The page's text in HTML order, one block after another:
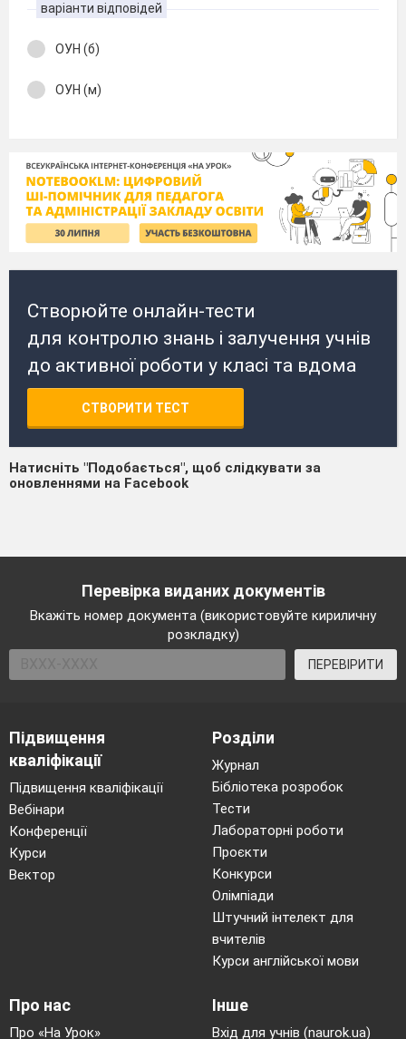
варіанти відповідей
ОУН (б)
ОУН (м)
Створюйте онлайн-тести
для контролю знань і залучення учнів
до активної роботи у класі та вдома
СТВОРИТИ ТЕСТ
Натисніть "Подобається", щоб слідкувати за
оновленнями на Facebook
Перевірка виданих документів
Вкажіть номер документа (використовуйте кириличну
розкладку)
ПЕРЕВІРИТИ
Підвищення
кваліфікації
Підвищення кваліфікації
Вебінари
Конференції
Курси
Вектор
Розділи
Журнал
Бібліотека розробок
Тести
Лабораторні роботи
Проєкти
Конкурси
Олімпіади
Штучний інтелект для
вчителів
Курси англійської мови
Про нас
Про «На Урок»
Інше
Вхід для учнів (naurok.ua)